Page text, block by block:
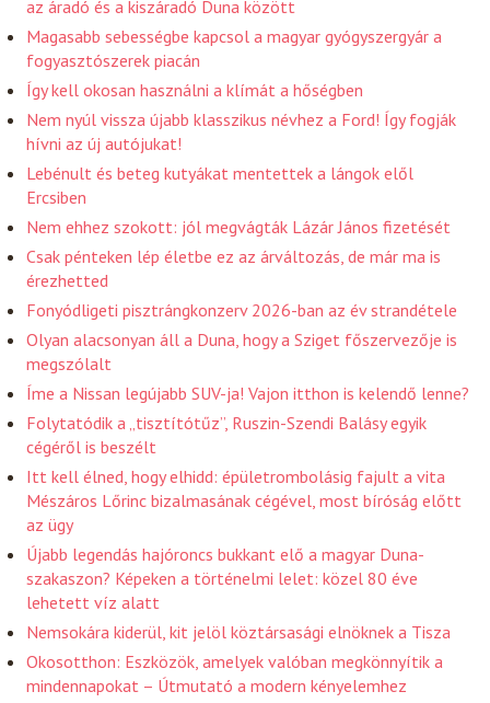
az áradó és a kiszáradó Duna között
Magasabb sebességbe kapcsol a magyar gyógyszergyár a
fogyasztószerek piacán
Így kell okosan használni a klímát a hőségben
Nem nyúl vissza újabb klasszikus névhez a Ford! Így fogják
hívni az új autójukat!
Lebénult és beteg kutyákat mentettek a lángok elől
Ercsiben
Nem ehhez szokott: jól megvágták Lázár János fizetését
Csak pénteken lép életbe ez az árváltozás, de már ma is
érezhetted
Fonyódligeti pisztrángkonzerv 2026-ban az év strandétele
Olyan alacsonyan áll a Duna, hogy a Sziget főszervezője is
megszólalt
Íme a Nissan legújabb SUV-ja! Vajon itthon is kelendő lenne?
Folytatódik a „tisztítótűz”, Ruszin-Szendi Balásy egyik
cégéről is beszélt
Itt kell élned, hogy elhidd: épületrombolásig fajult a vita
Mészáros Lőrinc bizalmasának cégével, most bíróság előtt
az ügy
Újabb legendás hajóroncs bukkant elő a magyar Duna-
szakaszon? Képeken a történelmi lelet: közel 80 éve
lehetett víz alatt
Nemsokára kiderül, kit jelöl köztársasági elnöknek a Tisza
Okosotthon: Eszközök, amelyek valóban megkönnyítik a
mindennapokat – Útmutató a modern kényelemhez